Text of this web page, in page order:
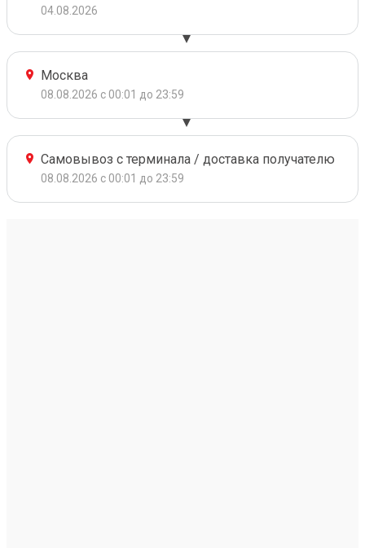
04.08.2026
Москва
08.08.2026 с 00:01 до 23:59
Самовывоз с терминала / доставка получателю
08.08.2026 с 00:01 до 23:59